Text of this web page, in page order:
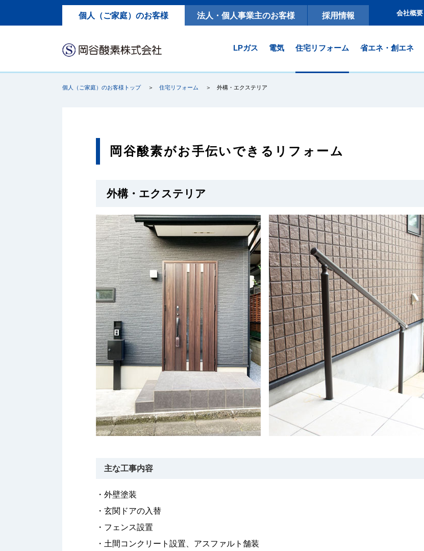
個人（ご家庭）のお客様 法人・個人事業主のお客様 採用情報 会社概要
LPガス 電気 住宅リフォーム 省エネ・創エネ
個人（ご家庭）のお客様トップ 住宅リフォーム 外構・エクステリア
岡谷酸素がお手伝いできるリフォーム
外構・エクステリア
主な工事内容
・外壁塗装
・玄関ドアの入替
・フェンス設置
・土間コンクリート設置、アスファルト舗装